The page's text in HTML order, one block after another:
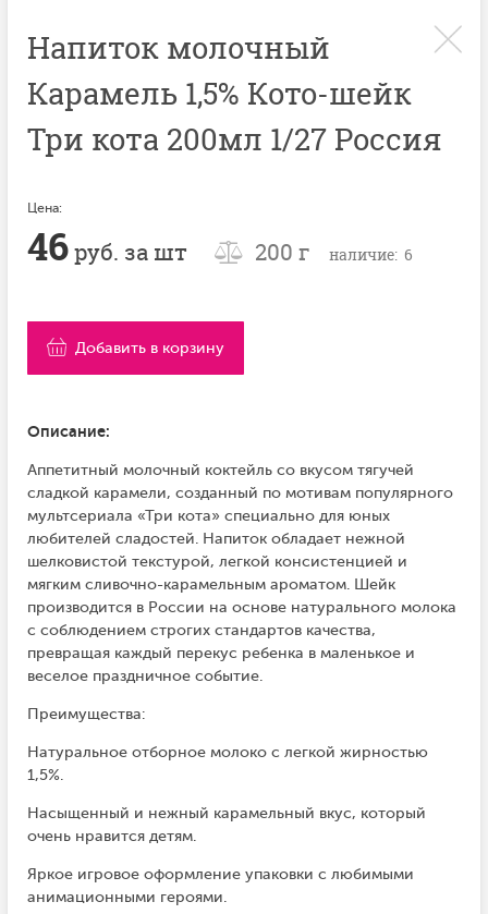
Напиток молочный
Карамель 1,5% Кото-шейк
Три кота 200мл 1/27 Россия
Цена:
46руб. за шт 200 г наличие: 6
Добавить в корзину
Описание:
Аппетитный молочный коктейль со вкусом тягучей
сладкой карамели, созданный по мотивам популярного
мультсериала «Три кота» специально для юных
любителей сладостей. Напиток обладает нежной
шелковистой текстурой, легкой консистенцией и
мягким сливочно-карамельным ароматом. Шейк
производится в России на основе натурального молока
с соблюдением строгих стандартов качества,
превращая каждый перекус ребенка в маленькое и
веселое праздничное событие.
Преимущества:
Натуральное отборное молоко с легкой жирностью
1,5%.
Насыщенный и нежный карамельный вкус, который
очень нравится детям.
Яркое игровое оформление упаковки с любимыми
анимационными героями.